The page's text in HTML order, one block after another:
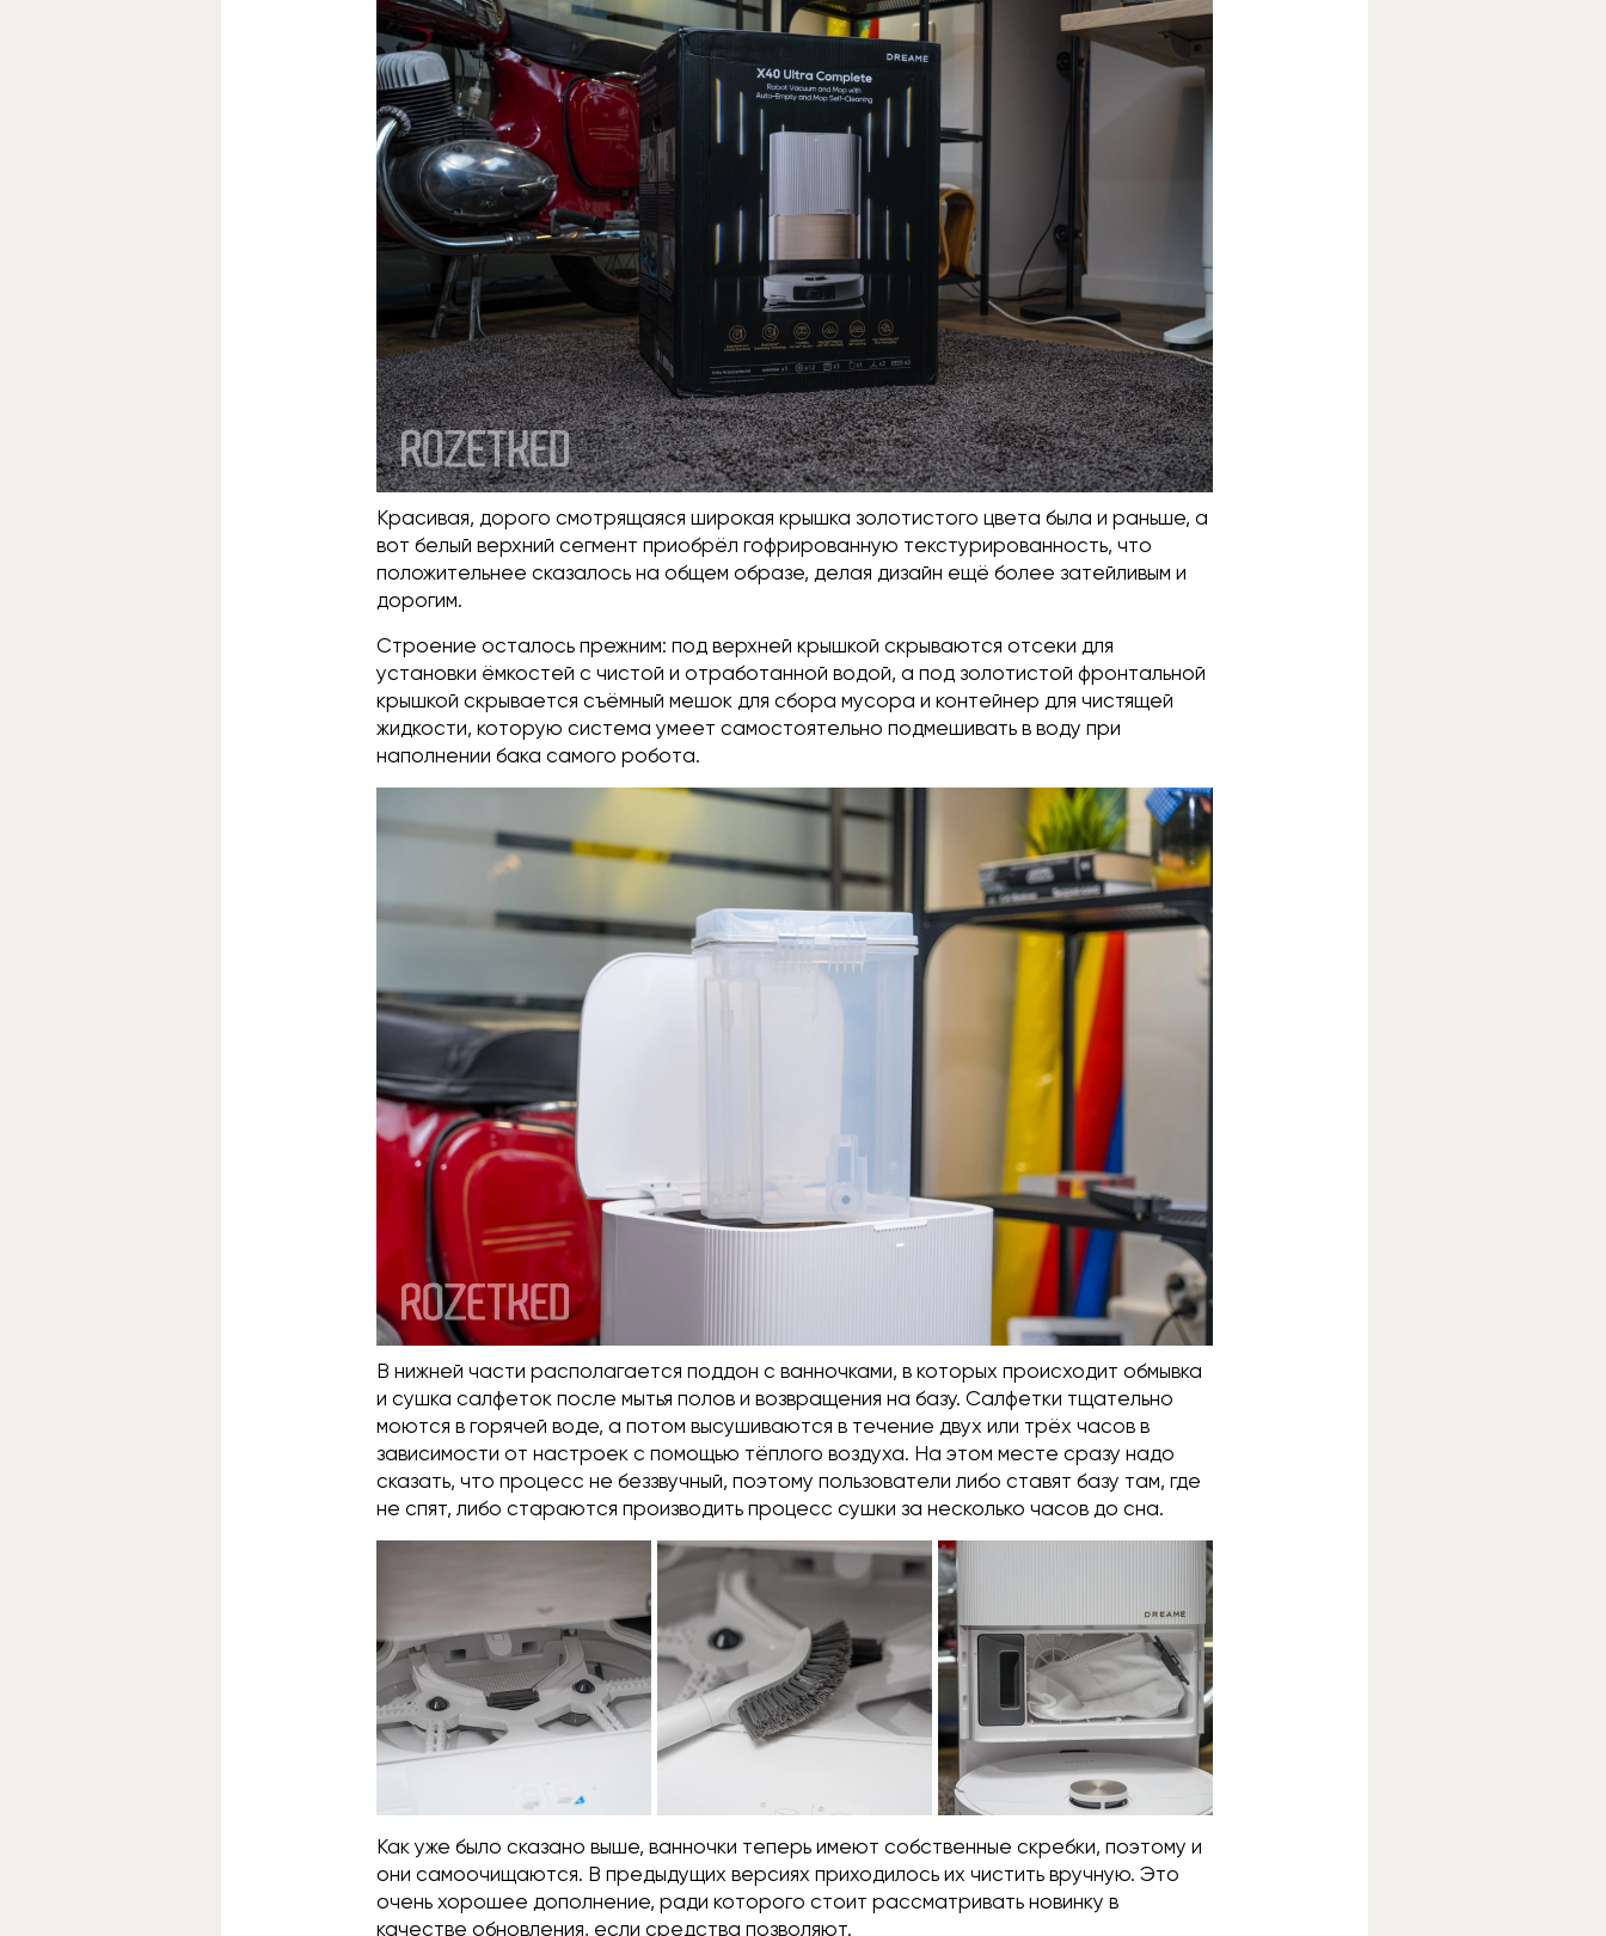
Красивая, дорого смотрящаяся широкая крышка золотистого цвета была и раньше, а
вот белый верхний сегмент приобрёл гофрированную текстурированность, что
положительнее сказалось на общем образе, делая дизайн ещё более затейливым и
дорогим.
Строение осталось прежним: под верхней крышкой скрываются отсеки для
установки ёмкостей с чистой и отработанной водой, а под золотистой фронтальной
крышкой скрывается съёмный мешок для сбора мусора и контейнер для чистящей
жидкости, которую система умеет самостоятельно подмешивать в воду при
наполнении бака самого робота.
В нижней части располагается поддон с ванночками, в которых происходит обмывка
и сушка салфеток после мытья полов и возвращения на базу. Салфетки тщательно
моются в горячей воде, а потом высушиваются в течение двух или трёх часов в
зависимости от настроек с помощью тёплого воздуха. На этом месте сразу надо
сказать, что процесс не беззвучный, поэтому пользователи либо ставят базу там, где
не спят, либо стараются производить процесс сушки за несколько часов до сна.
Как уже было сказано выше, ванночки теперь имеют собственные скребки, поэтому и
они самоочищаются. В предыдущих версиях приходилось их чистить вручную. Это
очень хорошее дополнение, ради которого стоит рассматривать новинку в
качестве обновления, если средства позволяют.